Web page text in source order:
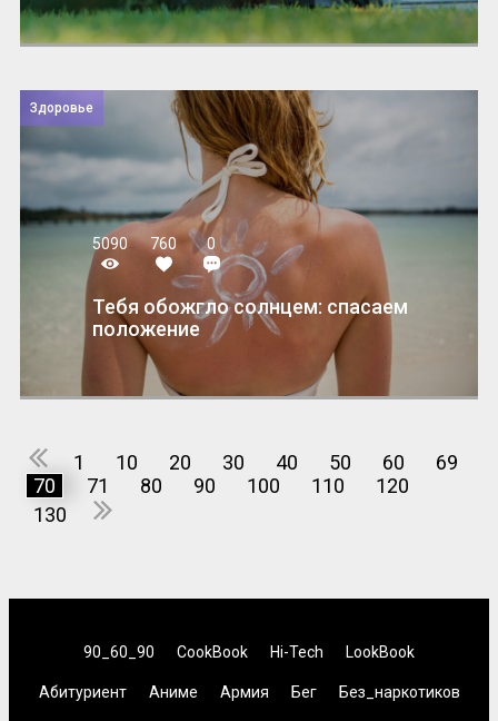
Здоровье
5090 760 0
Тебя обожгло солнцем: спасаем
положение
1 10 20 30 40 50 60
69
70
71 80 90 100 110
120
130
90_60_90 CookBook Hi-Tech LookBook
Абитуриент Аниме Армия Бег Без_наркотиков